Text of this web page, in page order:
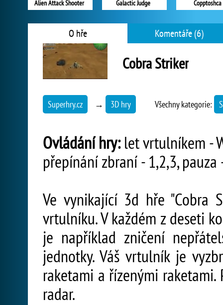
Alien Attack Shooter Galactic Judge Copptoshca
O hře Komentáře (6)
Cobra Striker
Superhry.cz → 3D hry Všechny kategorie:
Ovládání hry:let vrtulníkem -
přepínání zbraní - 1,2,3, pauza
Ve vynikající 3d hře "Cobra
vrtulníku. V každém z deseti
je například zničení
jednotky. Váš vrtulník je
raketami a řízenými
radar.